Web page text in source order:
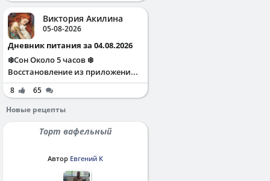
Виктория Акилина
05-08-2026
Дневник питания за 04.08.2026
❄️Сон Около 5 часов ❄️
Восстановление из приложени...
8
65
Новые рецепты
Торт вафельный
Автор Евгений К